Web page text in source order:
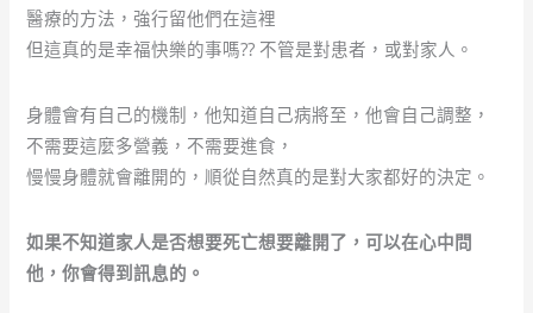
醫療的方法，強行留他們在這裡
但這真的是幸福快樂的事嗎?? 不管是對患者，或對家人。
身體會有自己的機制，他知道自己病將至，他會自己調整，
不需要這麼多營義，不需要進食，
慢慢身體就會離開的，順從自然真的是對大家都好的決定。
如果不知道家人是否想要死亡想要離開了，可以在心中問
他，你會得到訊息的。